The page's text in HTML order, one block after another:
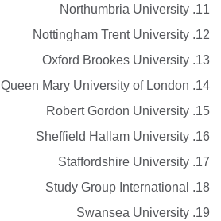
Northumbria University
Nottingham Trent University
Oxford Brookes University
Queen Mary University of London
Robert Gordon University
Sheffield Hallam University
Staffordshire University
Study Group International
Swansea University